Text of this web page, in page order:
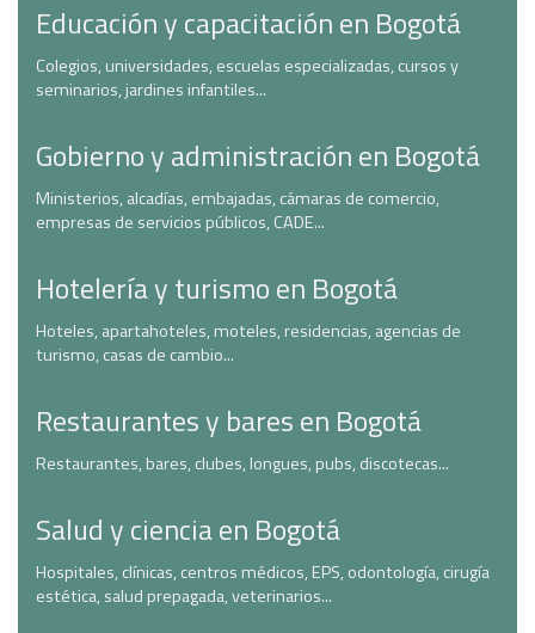
Educación y capacitación en Bogotá
Colegios, universidades, escuelas especializadas, cursos y
seminarios, jardines infantiles...
Gobierno y administración en Bogotá
Ministerios, alcadías, embajadas, cámaras de comercio,
empresas de servicios públicos, CADE...
Hotelería y turismo en Bogotá
Hoteles, apartahoteles, moteles, residencias, agencias de
turismo, casas de cambio...
Restaurantes y bares en Bogotá
Restaurantes, bares, clubes, longues, pubs, discotecas...
Salud y ciencia en Bogotá
Hospitales, clínicas, centros médicos, EPS, odontología, cirugía
estética, salud prepagada, veterinarios...